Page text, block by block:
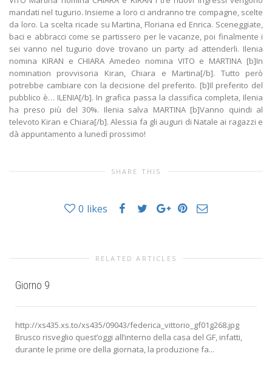
mandati nel tugurio. Insieme a loro ci andranno tre compagne, scelte
da loro. La scelta ricade su Martina, Floriana ed Enrica. Sceneggiate,
baci e abbracci come se partissero per le vacanze, poi finalmente i
sei vanno nel tugurio dove trovano un party ad attenderli. Ilenia
nomina KIRAN e CHIARA Amedeo nomina VITO e MARTINA [b]In
nomination provvisoria Kiran, Chiara e Martina[/b]. Tutto però
potrebbe cambiare con la decisione del preferito. [b]Il preferito del
pubblico è… ILENIA[/b]. In grafica passa la classifica completa, Ilenia
ha preso più del 30%. Ilenia salva MARTINA [b]Vanno quindi al
televoto Kiran e Chiara[/b]. Alessia fa gli auguri di Natale ai ragazzi e
dà appuntamento a lunedì prossimo!
SHARE THIS
0 likes
RELATED ARTICLES
Giorno 9
http://xs435.xs.to/xs435/09043/federica_vittorio_gf01g268.jpg
Brusco risveglio quest’oggi all’interno della casa del GF, infatti,
durante le prime ore della giornata, la produzione fa...